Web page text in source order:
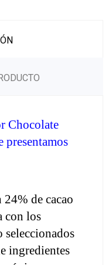
Chocolate
presentamos
de cacao
con los
seleccionados
ingredientes